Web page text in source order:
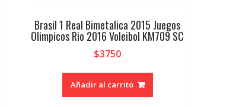
Brasil 1 Real Bimetalica 2015 Juegos
Olimpicos Rio 2016 Voleibol KM709 SC
$3750
Añadir al carrito